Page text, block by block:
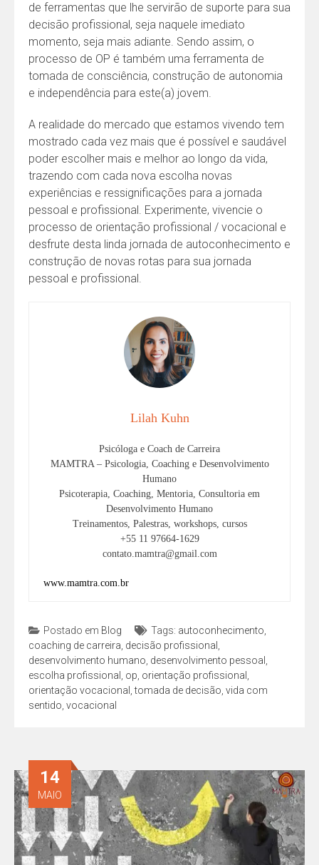
de ferramentas que lhe servirão de suporte para sua
decisão profissional, seja naquele imediato
momento, seja mais adiante. Sendo assim, o
processo de OP é também uma ferramenta de
tomada de consciência, construção de autonomia
e independência para este(a) jovem.
A realidade do mercado que estamos vivendo tem
mostrado cada vez mais que é possível e saudável
poder escolher mais e melhor ao longo da vida,
trazendo com cada nova escolha novas
experiências e ressignificações para a jornada
pessoal e profissional. Experimente, vivencie o
processo de orientação profissional / vocacional e
desfrute desta linda jornada de autoconhecimento e
construção de novas rotas para sua jornada
pessoal e profissional.
Lilah Kuhn
Psicóloga e Coach de Carreira
MAMTRA – Psicologia, Coaching e Desenvolvimento
Humano
Psicoterapia, Coaching, Mentoria, Consultoria em
Desenvolvimento Humano
Treinamentos, Palestras, workshops, cursos
+55 11 97664-1629
contato.mamtra@gmail.com
www.mamtra.com.br
Postado em Blog Tags: autoconhecimento
coaching de carreira decisão profissional
desenvolvimento humano desenvolvimento pessoal
escolha profissional
op orientação profissional
orientação vocacional ,tomada de decisão vida com
sentido vocacional
14
MAIO